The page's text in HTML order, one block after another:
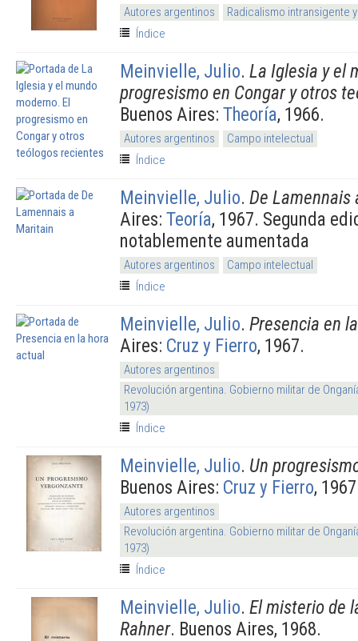
Autores argentinos
Radicalismo intransigente
Índice
Meinvielle, Julio. La Iglesia y el
progresismo en Congar y otros
Buenos Aires: Theoría, 1966.
Autores argentinos
Campo intelectual
Índice
Meinvielle, Julio. De Lamennais
Aires: Teoría, 1967. Segunda
notablemente aumentada
Autores argentinos
Campo intelectual
Índice
Meinvielle, Julio. Presencia en
Aires: Cruz y Fierro, 1967.
Autores argentinos
Revolución argentina. Gobierno militar de
1973)
Índice
Meinvielle, Julio. Un
Buenos Aires: Cruz y Fierro,
Autores argentinos
Revolución argentina. Gobierno militar de
1973)
Índice
Meinvielle, Julio. El misterio de
Rahner. Buenos Aires, 1968.